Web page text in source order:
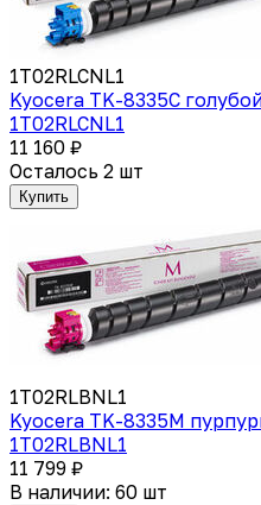
1T02RLCNL1
Kyocera TK-8335C
1T02RLCNL1
11 160 ₽
Осталось 2 шт
Купить
1T02RLBNL1
Kyocera TK-8335M
1T02RLBNL1
11 799 ₽
В наличии: 60 шт